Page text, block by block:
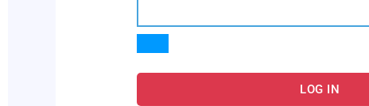
LOG IN